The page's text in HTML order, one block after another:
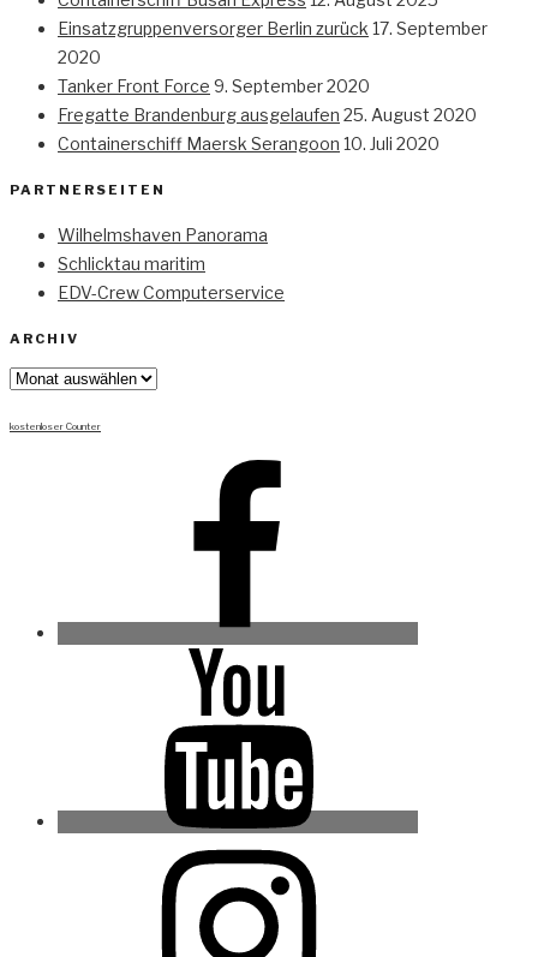
Einsatzgruppenversorger Berlin zurück 17. September
2020
Tanker Front Force 9. September 2020
Fregatte Brandenburg ausgelaufen 25. August 2020
Containerschiff Maersk Serangoon 10. Juli 2020
PARTNERSEITEN
Wilhelmshaven Panorama
Schlicktau maritim
EDV-Crew Computerservice
ARCHIV
Archiv
kostenloser Counter